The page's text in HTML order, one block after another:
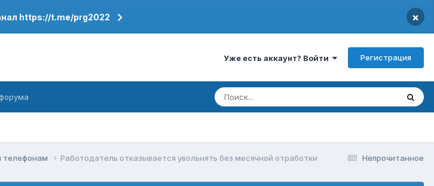
https://t.me/prg2022 ×
Уже есть аккаунт? Войти Регистрация
Непрочитанное
телефонам Работодатель отказывается увольнять без месячной отработки